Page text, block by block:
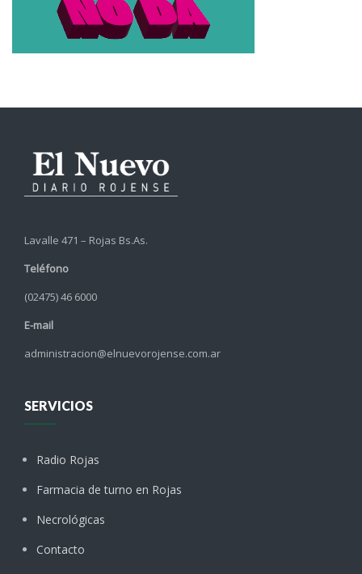
Lavalle 471 – Rojas Bs.As.
Teléfono
(02475) 46 6000
E-mail
administracion@elnuevorojense.com.ar
SERVICIOS
Radio Rojas
Farmacia de turno en Rojas
Necrológicas
Contacto